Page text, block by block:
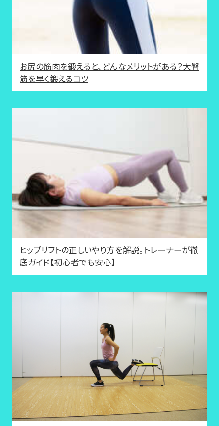
お尻の筋肉を鍛えると、どんなメリットがある？大臀
筋を早く鍛えるコツ
ヒップリフトの正しいやり方を解説。トレーナーが徹
底ガイド【初心者でも安心】